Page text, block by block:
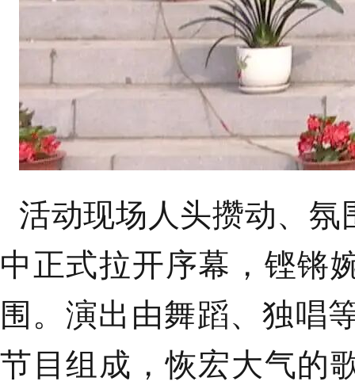
活动现场人头攒动、
中正式拉开序幕，铿锵
围。 演出由舞蹈、独唱
节目组成，恢宏大气的